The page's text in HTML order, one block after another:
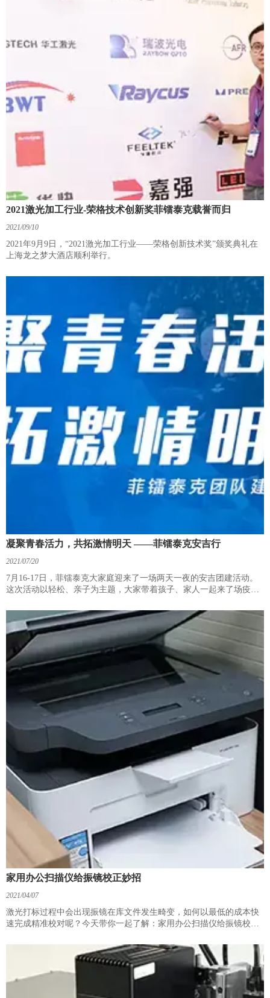
2021激光加工行业-荣格技术创新奖菲镭泰克载誉而归
2021/09/10
2021年9月9日，“2021激光加工行业——荣格创新技术奖”颁奖典礼在
上海龙之梦大酒店顺利举行。
凝聚青春活力，共拓激情明天 ——菲镭泰克安吉行
2021/07/20
7月16-17日，菲镭泰克大家庭迎来了一场两天一夜的安吉团建活动。
这次活动以轻松、亲子为主题，大家带着孩子、家人一起来了场疫情
家用办公扫描仪给振镜校正妙招
2021/04/07
激光打标过程中会出现振镜在库文件发生畸变，如何以最低的成本快
速完成精准校对呢？今天带你一起了解：家用办公扫描仪给振镜校正